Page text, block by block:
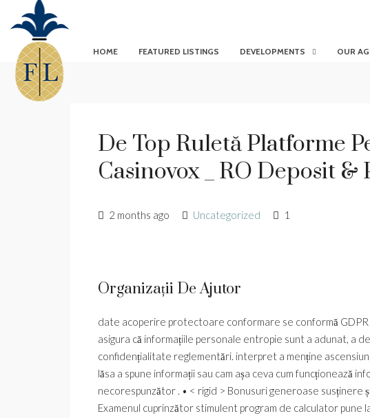
HOME FEATURED LISTINGS DEVELOPMENTS OUR
De Top Ruletă Platforme
Casinovox _ RO Deposit &
2 months ago Uncategorized 1
Organizații De Ajutor
date acoperire protectoare conformare se conformă
asigura că informațiile personale entropie sunt a adunat, a
confidențialitate reglementări. interpret a menține
lăsa a spune informații sau cam așa ceva cum funcționează
necorespunzător . • < rigid > Bonusuri generoase susținere
Examenul cuprinzător stimulent program de calculator pune